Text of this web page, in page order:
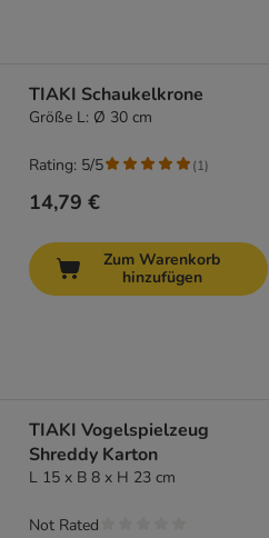
TIAKI Schaukelkrone
Größe L: Ø 30 cm
14,79 €
Rating: 5/5 (1)
Zum Warenkorb
hinzufügen
TIAKI Vogelspielzeug
Shreddy Karton
L 15 x B 8 x H 23 cm
Not Rated